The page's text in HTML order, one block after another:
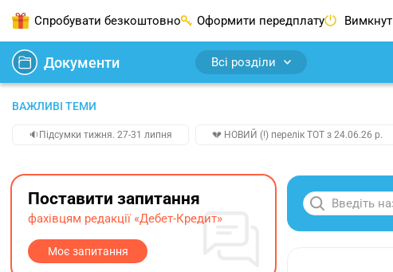
Спробувати безкоштовно Оформити передплату
Документи Всі розділи
ВАЖЛИВІ ТЕМИ
🔉Підсумки тижня. 27-31 липня 💔 НОВИЙ (!) перелік ТОТ з 24.06.26 р.
Поставити запитання
фахівцям редакції «Дебет-Кредит»
Моє запитання